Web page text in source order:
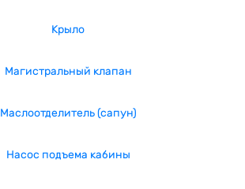
Крыло
Магистральный клапан
Маслоотделитель (сапун)
Насос подъема кабины